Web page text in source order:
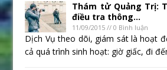
Thám tử Quảng Trị:
điều tra thông...
11/09/2015 // 0 Bình luận
Dịch Vụ theo dõi, giám sát là hoạt
cả quá trình sinh hoạt: giờ giấc, đi